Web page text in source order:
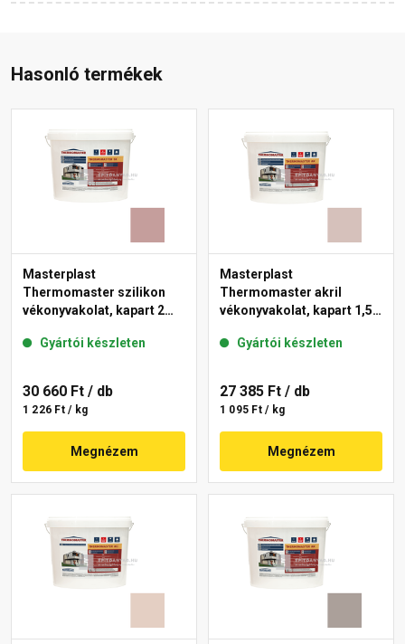
Hasonló termékek
Masterplast
Thermomaster szilikon
vékonyvakolat, kapart 2
Gyártói készleten
30 660 Ft / db
1 226 Ft / kg
Megnézem
Masterplast
Thermomaster akril
vékonyvakolat, kapart 1,5
Gyártói készleten
27 385 Ft / db
1 095 Ft / kg
Megnézem